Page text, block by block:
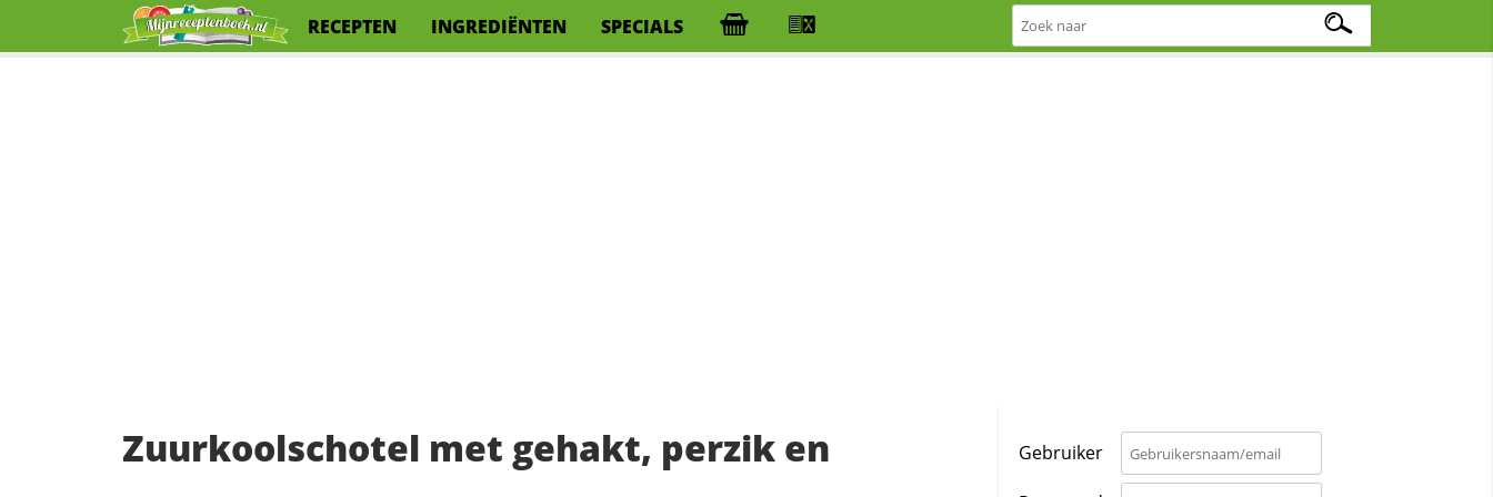
RECEPTEN INGREDIËNTEN SPECIALS
Zuurkoolschotel met gehakt, perzik en
Gebruiker